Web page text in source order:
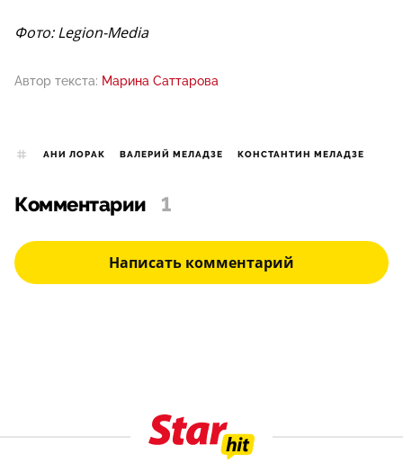
Фото: Legion-Media
Автор текста: Марина Саттарова
АНИ ЛОРАК ВАЛЕРИЙ МЕЛАДЗЕ КОНСТАНТИН МЕЛАДЗЕ
Комментарии 1
Написать комментарий